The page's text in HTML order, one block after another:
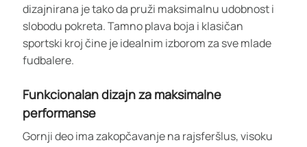
dizajnirana je tako da pruži maksimalnu udobnost i
slobodu pokreta. Tamno plava boja i klasičan
sportski kroj čine je idealnim izborom za sve mlade
fudbalere.
Funkcionalan dizajn za maksimalne
performanse
Gornji deo ima zakopčavanje na rajsferšlus, visoku